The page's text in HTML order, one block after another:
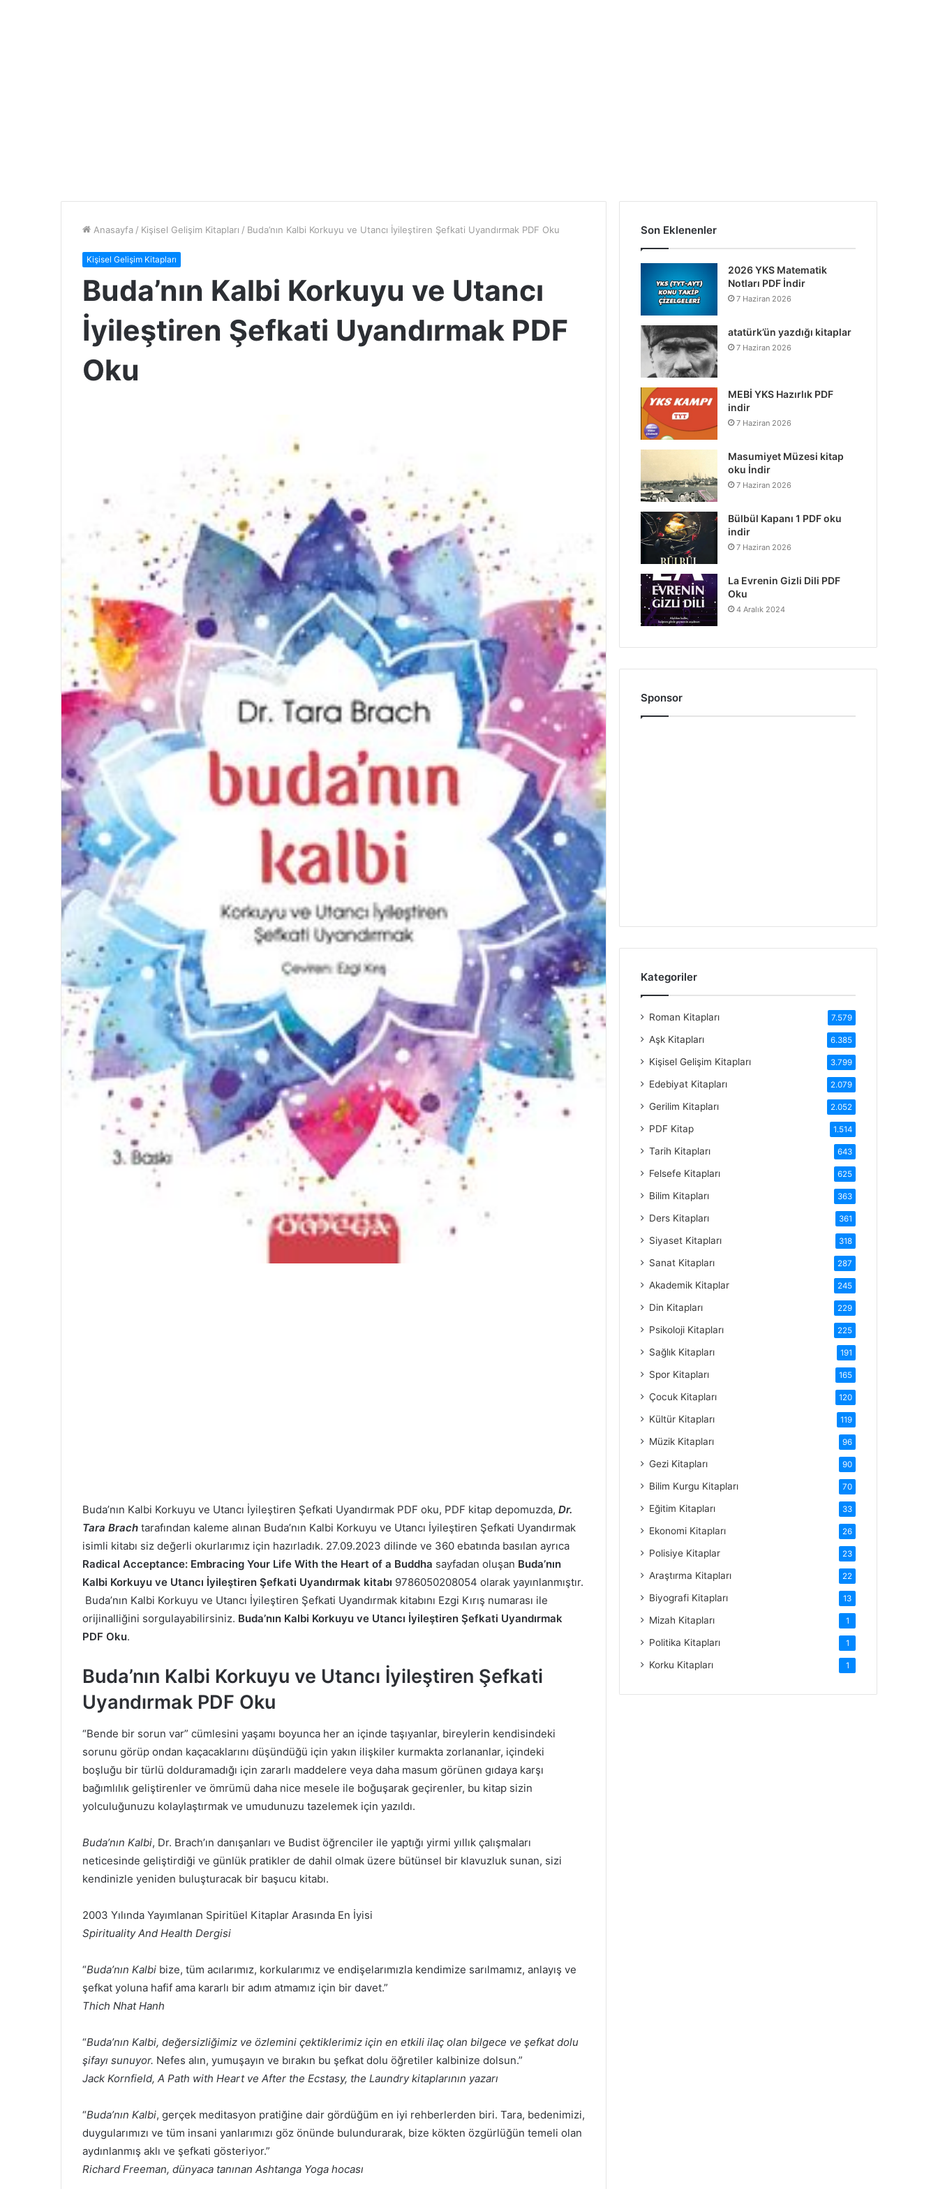
Anasayfa / Kişisel Gelişim Kitapları / Buda’nın Kalbi Korkuyu ve Utancı İyileştiren Şefkati Uyandırmak PDF Oku
Kişisel Gelişim Kitapları
Buda’nın Kalbi Korkuyu ve Utancı
İyileştiren Şefkati Uyandırmak PDF
Oku
Buda’nın Kalbi Korkuyu ve Utancı İyileştiren Şefkati Uyandırmak PDF oku, PDF kitap depomuzda, Dr.
Tara Brach tarafından kaleme alınan Buda’nın Kalbi Korkuyu ve Utancı İyileştiren Şefkati Uyandırmak
isimli kitabı siz değerli okurlarımız için hazırladık. 27.09.2023 dilinde ve 360 ebatında basılan ayrıca
Radical Acceptance: Embracing Your Life With the Heart of a Buddha sayfadan oluşan Buda’nın
Kalbi Korkuyu ve Utancı İyileştiren Şefkati Uyandırmak kitabı 9786050208054 olarak yayınlanmıştır.
Buda’nın Kalbi Korkuyu ve Utancı İyileştiren Şefkati Uyandırmak kitabını Ezgi Kırış numarası ile
orijinalliğini sorgulayabilirsiniz. Buda’nın Kalbi Korkuyu ve Utancı İyileştiren Şefkati Uyandırmak
PDF Oku.
Buda’nın Kalbi Korkuyu ve Utancı İyileştiren Şefkati
Uyandırmak PDF Oku
“Bende bir sorun var” cümlesini yaşamı boyunca her an içinde taşıyanlar, bireylerin kendisindeki
sorunu görüp ondan kaçacaklarını düşündüğü için yakın ilişkiler kurmakta zorlananlar, içindeki
boşluğu bir türlü dolduramadığı için zararlı maddelere veya daha masum görünen gıdaya karşı
bağımlılık geliştirenler ve ömrümü daha nice mesele ile boğuşarak geçirenler, bu kitap sizin
yolculuğunuzu kolaylaştırmak ve umudunuzu tazelemek için yazıldı.
Buda’nın Kalbi, Dr. Brach’ın danışanları ve Budist öğrenciler ile yaptığı yirmi yıllık çalışmaları
neticesinde geliştirdiği ve günlük pratikler de dahil olmak üzere bütünsel bir klavuzluk sunan, sizi
kendinizle yeniden buluşturacak bir başucu kitabı.
2003 Yılında Yayımlanan Spiritüel Kitaplar Arasında En İyisi
Spirituality And Health Dergisi
“Buda’nın Kalbi bize, tüm acılarımız, korkularımız ve endişelarımızla kendimize sarılmamız, anlayış ve
şefkat yoluna hafif ama kararlı bir adım atmamız için bir davet.”
Thich Nhat Hanh
“Buda’nın Kalbi, değersizliğimiz ve özlemini çektiklerimiz için en etkili ilaç olan bilgece ve şefkat dolu
şifayı sunuyor. Nefes alın, yumuşayın ve bırakın bu şefkat dolu öğretiler kalbinize dolsun.”
Jack Kornfield, A Path with Heart ve After the Ecstasy, the Laundry kitaplarının yazarı
“Buda’nın Kalbi, gerçek meditasyon pratiğine dair gördüğüm en iyi rehberlerden biri. Tara, bedenimizi,
duygularımızı ve tüm insani yanlarımızı göz önünde bulundurarak, bize kökten özgürlüğün temeli olan
aydınlanmış aklı ve şefkati gösteriyor.”
Richard Freeman, dünyaca tanınan Ashtanga Yoga hocası
Son Eklenenler
2026 YKS Matematik
Notları PDF İndir
7 Haziran 2026
atatürk’ün yazdığı kitaplar
7 Haziran 2026
MEBİ YKS Hazırlık PDF
indir
7 Haziran 2026
Masumiyet Müzesi kitap
oku İndir
7 Haziran 2026
Bülbül Kapanı 1 PDF oku
indir
7 Haziran 2026
La Evrenin Gizli Dili PDF
Oku
4 Aralık 2024
Sponsor
Kategoriler
Roman Kitapları 7.579
Aşk Kitapları 6.385
Kişisel Gelişim Kitapları 3.799
Edebiyat Kitapları 2.079
Gerilim Kitapları 2.052
PDF Kitap 1.514
Tarih Kitapları 643
Felsefe Kitapları 625
Bilim Kitapları 363
Ders Kitapları 361
Siyaset Kitapları 318
Sanat Kitapları 287
Akademik Kitaplar 245
Din Kitapları 229
Psikoloji Kitapları 225
Sağlık Kitapları 191
Spor Kitapları 165
Çocuk Kitapları 120
Kültür Kitapları 119
Müzik Kitapları 96
Gezi Kitapları 90
Bilim Kurgu Kitapları 70
Eğitim Kitapları 33
Ekonomi Kitapları 26
Polisiye Kitaplar 23
Araştırma Kitapları 22
Biyografi Kitapları 13
Mizah Kitapları 1
Politika Kitapları 1
Korku Kitapları 1